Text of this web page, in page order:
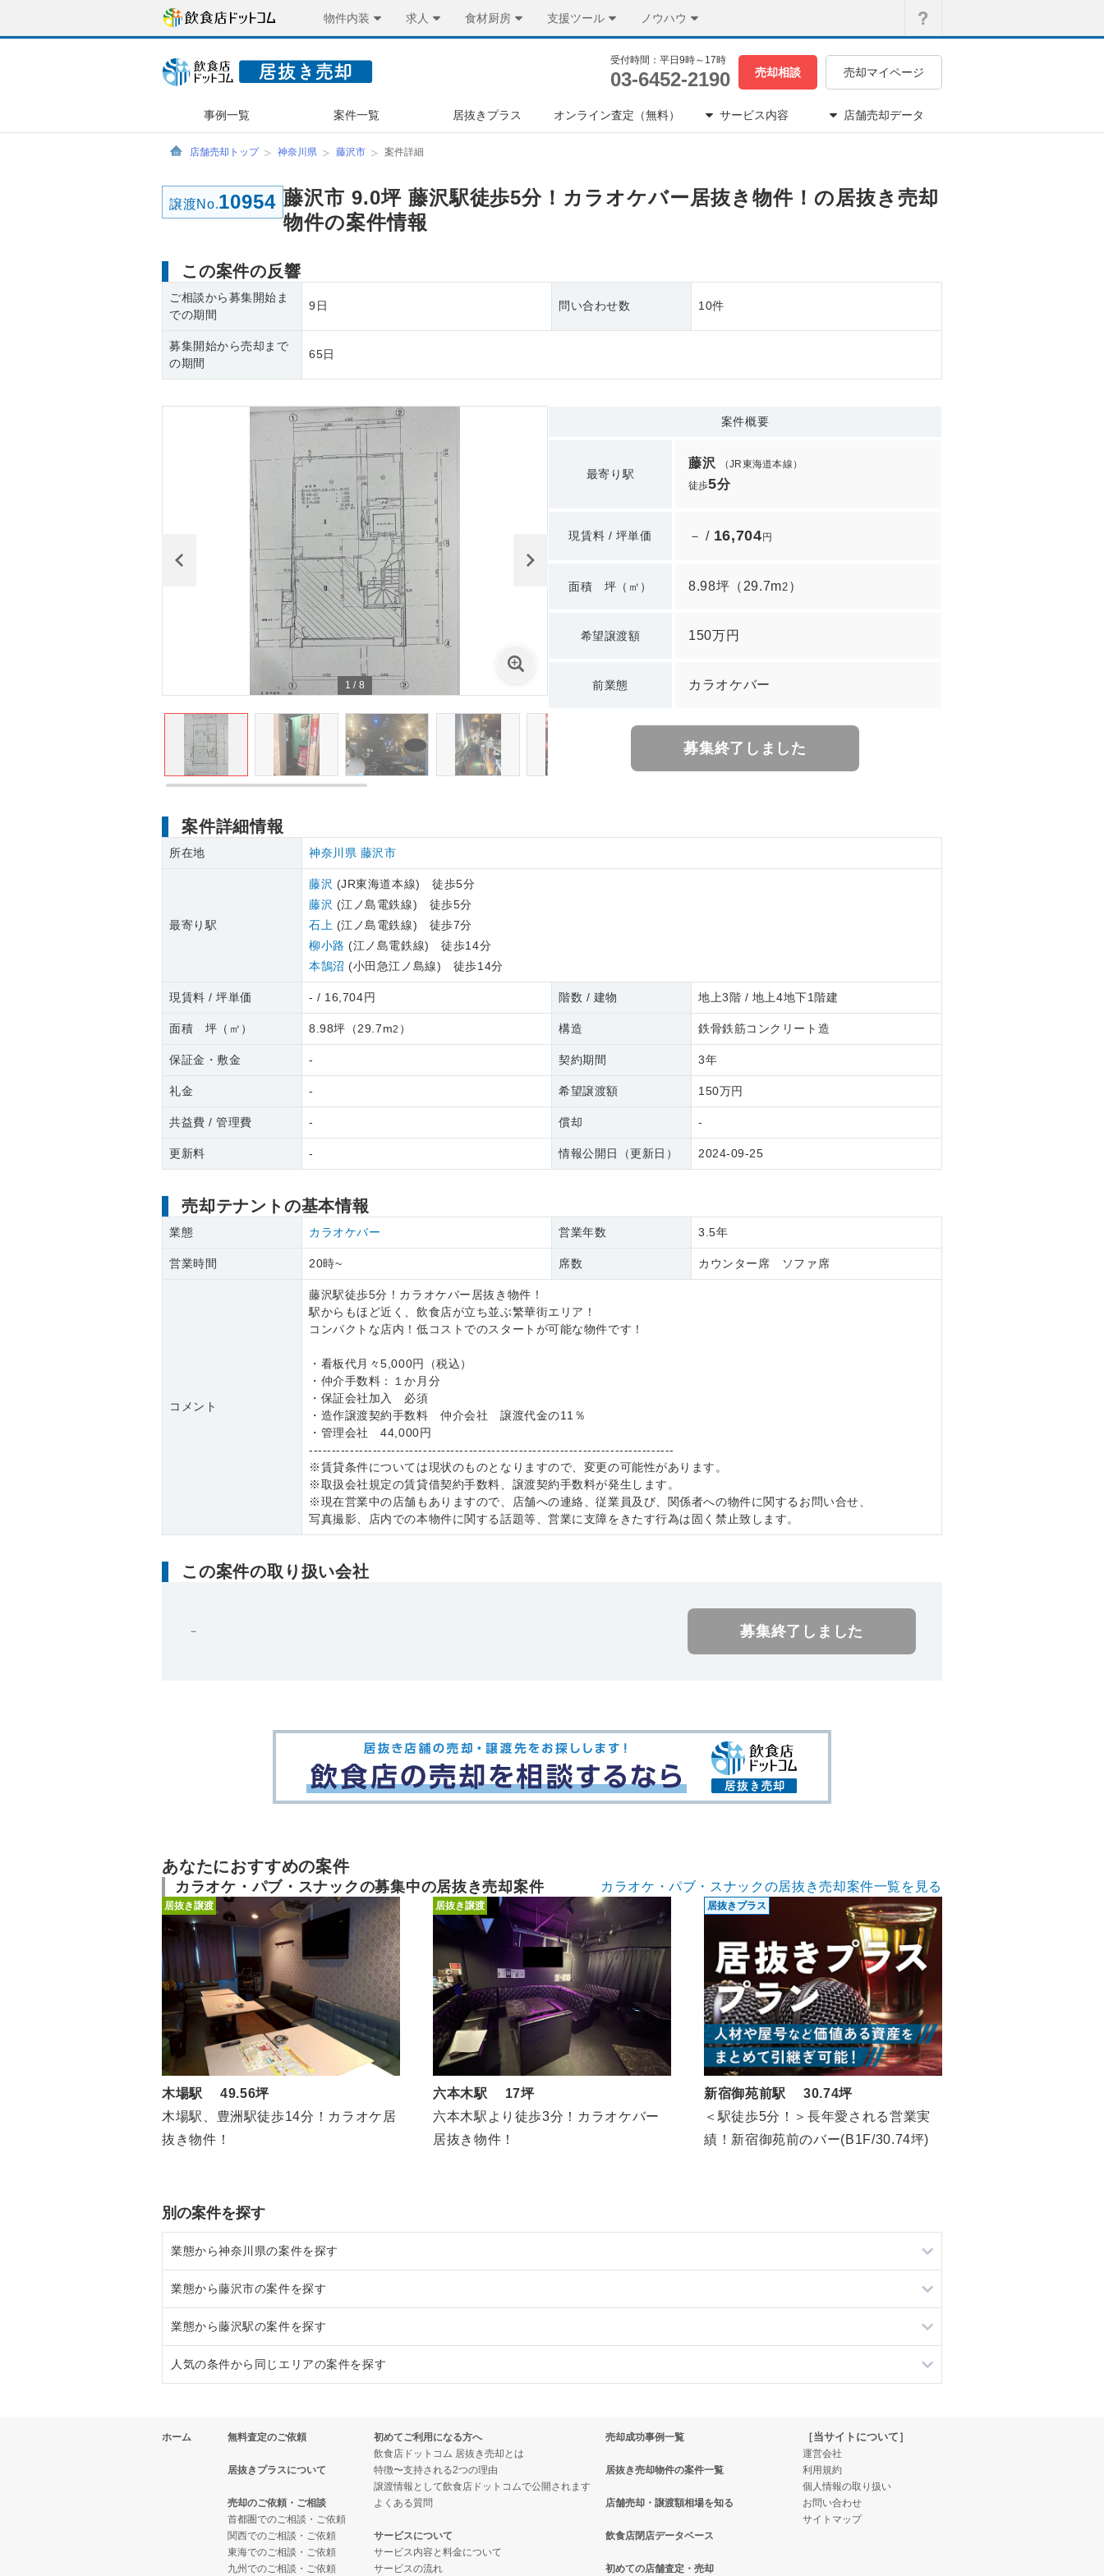
物件内装 求人 食材厨房 支援ツール ノウハウ
受付時間：平日9時～17時
03-6452-2190 売却相談 売却マイページ
事例一覧 案件一覧 居抜きプラス オンライン査定（無料） サービス内容 店舗売却データ
店舗売却トップ 神奈川県 藤沢市 案件詳細
譲渡No.10954 藤沢市 9.0坪 藤沢駅徒歩5分！カラオケバー居抜き物件！の居抜き売却
物件の案件情報
この案件の反響
ご相談から募集開始ま
での期間
9日 問い合わせ数 10件
募集開始から売却まで
の期間
65日
1 / 8
案件概要
最寄り駅
藤沢
（JR東海道本線）
徒歩5分
現賃料 / 坪単価 － / 16,704 円
面積 坪（㎡） 8.98坪 （ 29.7m2 ）
希望譲渡額 150万円
前業態 カラオケバー
募集終了しました
案件詳細情報
所在地 神奈川県 藤沢市
最寄り駅
藤沢 (JR東海道本線) 徒歩5分
藤沢 (江ノ島電鉄線) 徒歩5分
石上 (江ノ島電鉄線) 徒歩7分
柳小路 (江ノ島電鉄線) 徒歩14分
本鵠沼 (小田急江ノ島線) 徒歩14分
現賃料 / 坪単価 - / 16,704円 階数 / 建物 地上3階 / 地上4地下1階建
面積 坪（㎡） 8.98坪 （29.7m2 ） 構造 鉄骨鉄筋コンクリート造
保証金・敷金 - 契約期間 3年
礼金 - 希望譲渡額 150万円
共益費 / 管理費 - 償却 -
更新料 - 情報公開日（更新日） 2024-09-25
売却テナントの基本情報
業態 カラオケバー 営業年数 3.5年
営業時間 20時~ 席数 カウンター席 ソファ席
コメント
藤沢駅徒歩5分！カラオケバー居抜き物件！
駅からもほど近く、飲食店が立ち並ぶ繁華街エリア！
コンパクトな店内！低コストでのスタートが可能な物件です！
・看板代月々5,000円（税込）
・仲介手数料：１か月分
・保証会社加入 必須
・造作譲渡契約手数料 仲介会社 譲渡代金の11％
・管理会社 44,000円
--------------------------------------------------------------------------------
※賃貸条件については現状のものとなりますので、変更の可能性があります。
※取扱会社規定の賃貸借契約手数料、譲渡契約手数料が発生します。
※現在営業中の店舗もありますので、店舗への連絡、従業員及び、関係者への物件に関するお問い合せ、
写真撮影、店内での本物件に関する話題等、営業に支障をきたす行為は固く禁止致します。
この案件の取り扱い会社
－ 募集終了しました
あなたにおすすめの案件
カラオケ・パブ・スナックの募集中の居抜き売却案件 カラオケ・パブ・スナックの居抜き売却案件一覧を見る
居抜き譲渡
木場駅 49.56坪
木場駅、豊洲駅徒歩14分！カラオケ居
抜き物件！
居抜き譲渡
六本木駅 17坪
六本木駅より徒歩3分！カラオケバー
居抜き物件！
居抜きプラス
新宿御苑前駅 30.74坪
＜駅徒歩5分！＞長年愛される営業実
績！新宿御苑前のバー(B1F/30.74坪)
別の案件を探す
業態から神奈川県の案件を探す
神奈川県のラーメンの居抜き売却物件の案件一覧
神奈川県のフランス料理の居抜き売却物件の案件一覧
神奈川県のイタリア料理の居抜き売却物件の案件一覧
神奈川県のそば・うどんの居抜き売却物件の案件一覧
神奈川県の寿司の居抜き売却物件の案件一覧
神奈川県の焼肉の居抜き売却物件の案件一覧
神奈川県の鉄板焼き・お好み焼の居抜き売却物件の案件一覧
業態から藤沢市の案件を探す
藤沢市のラーメンの居抜き売却物件の案件一覧
藤沢市のフランス料理の居抜き売却物件の案件一覧
藤沢市の焼肉の居抜き売却物件の案件一覧
藤沢市の鉄板焼き・お好み焼の居抜き売却物件の案件一覧
藤沢市のアジア料理の居抜き売却物件の案件一覧
藤沢市のカフェの居抜き売却物件の案件一覧
業態から藤沢駅の案件を探す
藤沢駅のラーメンの居抜き売却物件の案件一覧
藤沢駅のイタリア料理の居抜き売却物件の案件一覧
藤沢駅の焼肉の居抜き売却物件の案件一覧
藤沢駅のアジア料理の居抜き売却物件の案件一覧
藤沢駅のカフェの居抜き売却物件の案件一覧
人気の条件から同じエリアの案件を探す
藤沢市の10坪以下の飲食店の居抜き売却物件の案件一覧
藤沢駅の10坪以下の飲食店の居抜き売却物件の案件一覧
神奈川県の10坪以下のカラオケ・パブ・スナックの居抜き売却物件の案件一覧
神奈川県の20坪以下の飲食店の居抜き売却物件の案件一覧
ホーム 無料査定のご依頼
居抜きプラスについて
売却のご依頼・ご相談
首都圏でのご相談・ご依頼
関西でのご相談・ご依頼
東海でのご相談・ご依頼
九州でのご相談・ご依頼
初めてご利用になる方へ
飲食店ドットコム 居抜き売却とは
特徴〜支持される2つの理由
譲渡情報として飲食店ドットコムで公開されます
よくある質問
サービスについて
サービス内容と料金について
サービスの流れ
売却成功事例一覧
居抜き売却物件の案件一覧
店舗売却・譲渡額相場を知る
飲食店閉店データベース
初めての店舗査定・売却
［当サイトについて］
運営会社
利用規約
個人情報の取り扱い
お問い合わせ
サイトマップ